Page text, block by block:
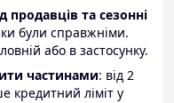
продавців та сезонні
були справжніми.
або в застосунку.
частинами: від 2
кредитний ліміт у